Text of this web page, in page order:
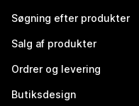
Søgning efter produkter
Salg af produkter
Ordrer og levering
Butiksdesign